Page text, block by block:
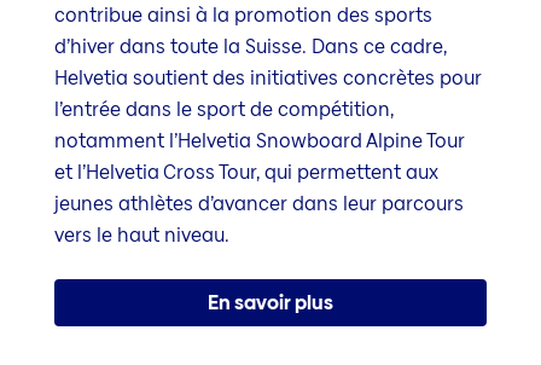
contribue ainsi à la promotion des sports
d’hiver dans toute la Suisse. Dans ce cadre,
Helvetia soutient des initiatives concrètes pour
l’entrée dans le sport de compétition,
notamment l’Helvetia Snowboard Alpine Tour
et l’Helvetia Cross Tour, qui permettent aux
jeunes athlètes d’avancer dans leur parcours
vers le haut niveau.
En savoir plus